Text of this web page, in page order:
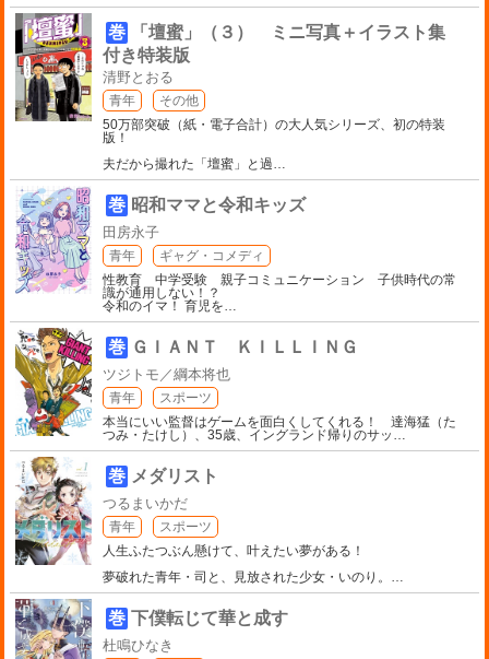
巻
「壇蜜」（３） ミニ写真＋イラスト集
付き特装版
清野とおる
青年
その他
50万部突破（紙・電子合計）の大人気シリーズ、初の特装
版！
夫だから撮れた「壇蜜」と過
巻 昭和ママと令和キッズ
田房永子
青年
ギャグ・コメディ
性教育 中学受験 親子コミュニケーション 子供時代の常
識が通用しない！？
令和のイマ！ 育児を
巻 ＧＩＡＮＴ ＫＩＬＬＩＮＧ
ツジトモ／綱本将也
青年
スポーツ
本当にいい監督はゲームを面白くしてくれる！ 達海猛（た
つみ・たけし）、35歳、イングランド帰りのサッ
巻 メダリスト
つるまいかだ
青年
スポーツ
人生ふたつぶん懸けて、叶えたい夢がある！
夢破れた青年・司と、見放された少女・いのり。
巻 下僕転じて華と成す
杜鳴ひなき